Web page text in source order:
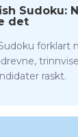
Sudoku:
det
forklart
raskt.